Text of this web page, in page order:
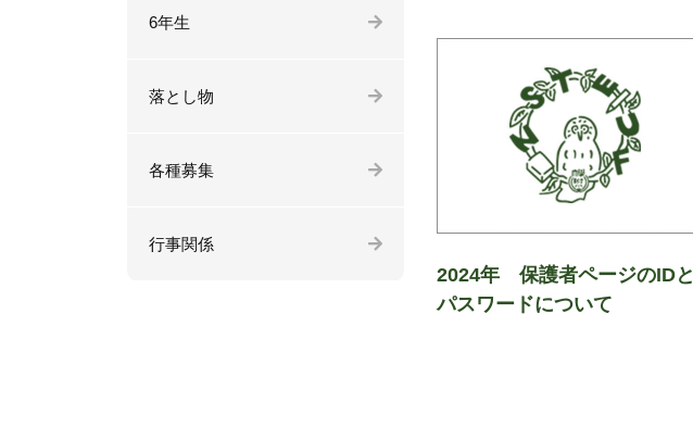
2024年 保護者ページのIDと
パスワードについて
6年生
落とし物
各種募集
行事関係